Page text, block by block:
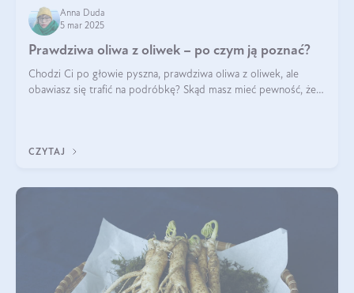
Anna Duda
5 mar 2025
Prawdziwa oliwa z oliwek – po czym ją poznać?
Chodzi Ci po głowie pyszna, prawdziwa oliwa z oliwek, ale
obawiasz się trafić na podróbkę? Skąd masz mieć pewność, że
CZYTAJ